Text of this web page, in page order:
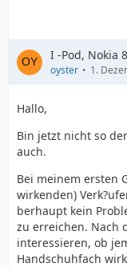
I -Pod, Nokia
oyster 1.
Hallo,
Bin jetzt nicht so
auch.
Bei meinem ersten
wirkenden)
berhaupt kein
zu erreichen. Nach
interessieren, ob
Handschuhfach